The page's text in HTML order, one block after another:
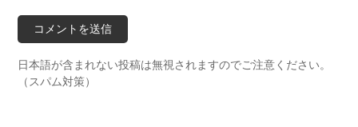
日本語が含まれない投稿は無視されますのでご注意ください。
（スパム対策）